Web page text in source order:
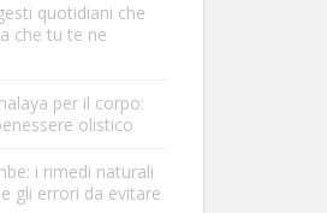
quotidiani che
che tu te ne
per il corpo:
olistico
i rimedi naturali
gli errori da evitare